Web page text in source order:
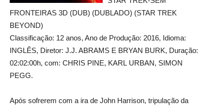
FRONTEIRAS 3D (DUB) (DUBLADO) (STAR TREK
BEYOND)
Classificação: 12 anos, Ano de Produção: 2016, Idioma:
INGLÊS, Diretor: J.J. ABRAMS E BRYAN BURK, Duração:
02:02:00h, com: CHRIS PINE, KARL URBAN, SIMON
PEGG.
Após sofrerem com a ira de John Harrison, tripulação da